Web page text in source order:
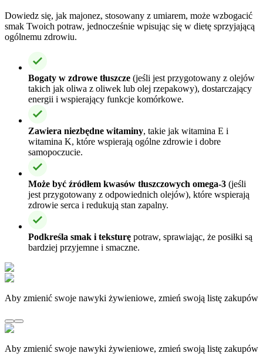
Dowiedz się, jak majonez, stosowany z umiarem, może wzbogacić
smak Twoich potraw, jednocześnie wpisując się w dietę sprzyjającą
ogólnemu zdrowiu.
Bogaty w zdrowe tłuszcze (jeśli jest przygotowany z olejów
takich jak oliwa z oliwek lub olej rzepakowy), dostarczający
energii i wspierający funkcje komórkowe.
Zawiera niezbędne witaminy, takie jak witamina E i
witamina K, które wspierają ogólne zdrowie i dobre
samopoczucie.
Może być źródłem kwasów tłuszczowych omega-3 (jeśli
jest przygotowany z odpowiednich olejów), które wspierają
zdrowie serca i redukują stan zapalny.
Podkreśla smak i teksturę potraw, sprawiając, że posiłki są
bardziej przyjemne i smaczne.
Aby zmienić swoje nawyki żywieniowe, zmień swoją listę zakupów
Aby zmienić swoje nawyki żywieniowe, zmień swoją listę zakupów